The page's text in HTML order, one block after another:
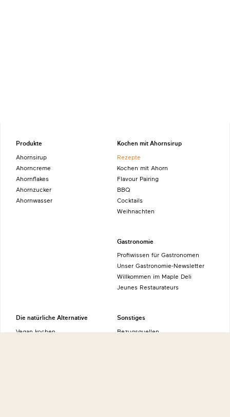
Produkte
Ahornsirup
Ahorncreme
Ahornflakes
Ahornzucker
Ahornwasser
Kochen mit Ahornsirup
Rezepte
Kochen mit Ahorn
Flavour Pairing
BBQ
Cocktails
Weihnachten
Gastronomie
Profiwissen für Gastronomen
Unser Gastronomie-Newsletter
Willkommen im Maple Deli
Jeunes Restaurateurs
Die natürliche Alternative
Vegan kochen
Sonstiges
Bezugsquellen